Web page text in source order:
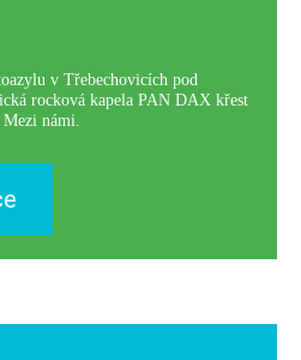
v Třebechovicích pod
rocková kapela PAN DAX křest
Mezi námi.